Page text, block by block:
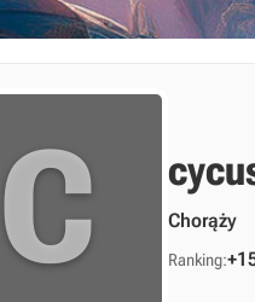
C Chorąży
Ranking: